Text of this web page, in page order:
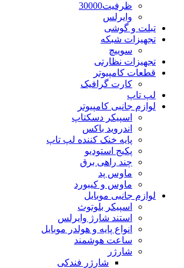
ظرفیت30000
وایرلس
تبلت و گوشی
تجهیزات شبکه
سوییچ
تجهیزات نظارتی
قطعات کامپیوتر
کارت گرافیک
لپ تاپ
لوازم جانبی کامپیوتر
اسپیکر دسکتاپ
اندروید باکس
پایه خنک کننده لپ تاپ
پکیج استودیو
چند راهی برق
ماوس پد
ماوس و کیبورد
لوازم جانبی موبایل
اسپیکر بلوتوث
استند شارژ وایرلس
انواع پایه و هولدر موبایل
ساعت هوشمند
شارژر
شارژر فندکی